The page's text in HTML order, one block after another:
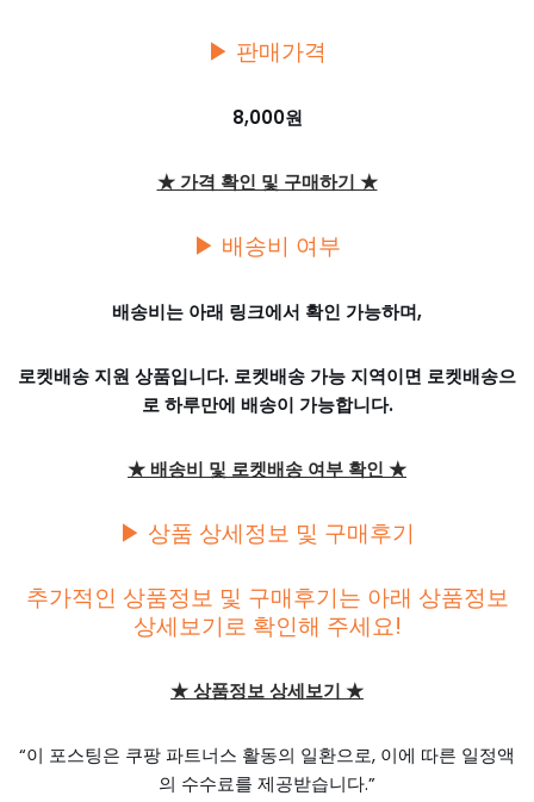
▶ 판매가격
8,000원
★ 가격 확인 및 구매하기 ★
▶ 배송비 여부
배송비는 아래 링크에서 확인 가능하며,
로켓배송 지원 상품입니다. 로켓배송 가능 지역이면 로켓배송으
로 하루만에 배송이 가능합니다.
★ 배송비 및 로켓배송 여부 확인 ★
▶ 상품 상세정보 및 구매후기
추가적인 상품정보 및 구매후기는 아래 상품정보
상세보기로 확인해 주세요!
★ 상품정보 상세보기 ★
“이 포스팅은 쿠팡 파트너스 활동의 일환으로, 이에 따른 일정액
의 수수료를 제공받습니다.”